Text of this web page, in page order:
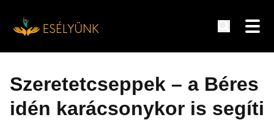
tartalomra
Szeretetcseppek – a Béres
idén karácsonykor is segíti